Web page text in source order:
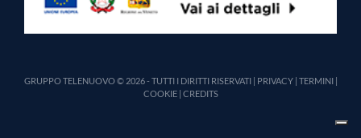
GRUPPO TELENUOVO © 2026 - TUTTI I DIRITTI RISERVATI | PRIVACY| TERMINI|
COOKIE| CREDITS